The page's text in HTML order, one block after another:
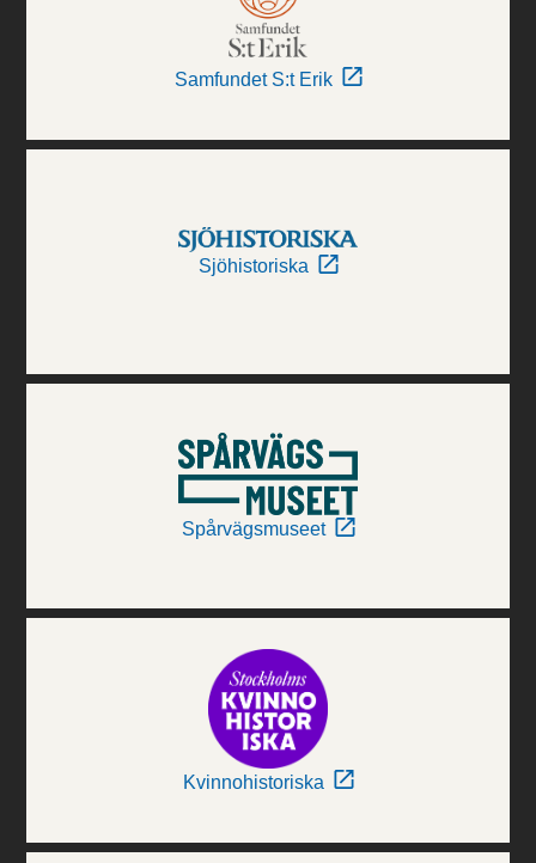
Samfundet S:t Erik
Sjöhistoriska
Spårvägsmuseet
Kvinnohistoriska